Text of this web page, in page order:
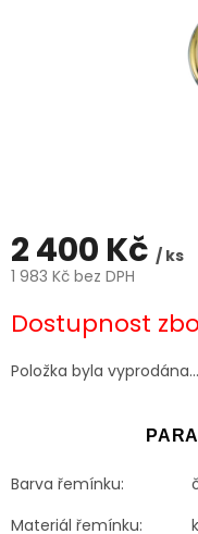
2 400 Kč / ks
1 983 Kč bez DPH
cena:
Dostupnost
Položka byla vyprodána…
Barva řemínku:
Materiál řemínku: